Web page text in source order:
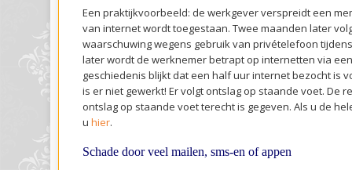
Een praktijkvoorbeeld: de werkgever verspreidt een
van internet wordt toegestaan. Twee maanden later
waarschuwing wegens gebruik van privételefoon
later wordt de werknemer betrapt op internetten via
geschiedenis blijkt dat een half uur internet bezocht is
is er niet gewerkt! Er volgt ontslag op staande voet. De
ontslag op staande voet terecht is gegeven. Als u de
u hier.
Schade door veel mailen, sms-en of appen